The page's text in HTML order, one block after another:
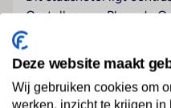
Castellana en Plaza de
structuur geheel
het koninklijke verblijf
en de Gran Via. Het
Santo Domingof De
Deze website maakt
Wij gebruiken cookies om
werken, inzicht te krijgen